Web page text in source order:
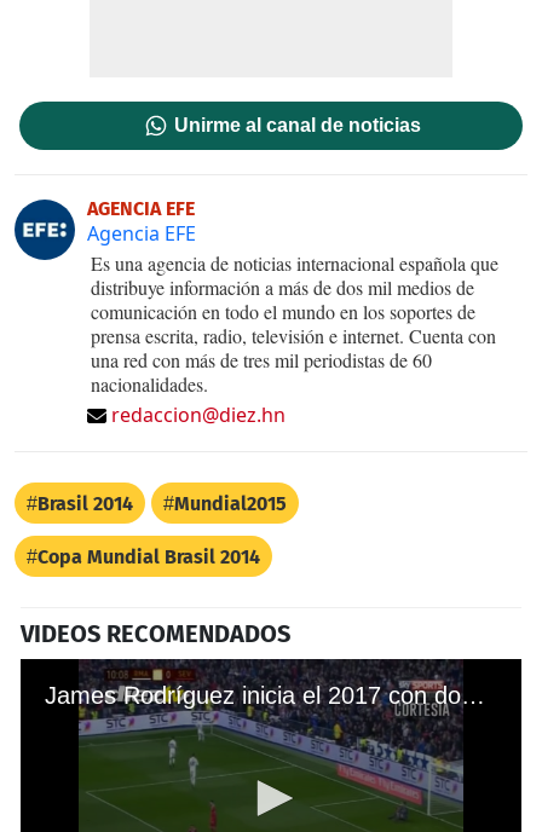
Unirme al canal de noticias
AGENCIA EFE
Agencia EFE
Es una agencia de noticias internacional española que
distribuye información a más de dos mil medios de
comunicación en todo el mundo en los soportes de
prensa escrita, radio, televisión e internet. Cuenta con
una red con más de tres mil periodistas de 60
nacionalidades.
redaccion@diez.hn
Brasil 2014 Mundial2015
Copa Mundial Brasil 2014
VIDEOS RECOMENDADOS
James Rodríguez inicia el 2017 con doblete en el Bernabéu